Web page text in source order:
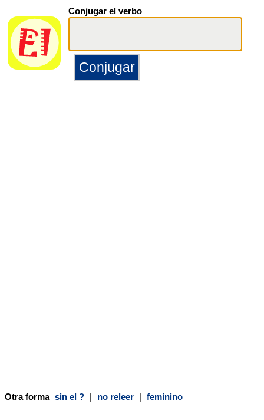
Conjugar el verbo
Otra forma sin el ? | no releer | feminino